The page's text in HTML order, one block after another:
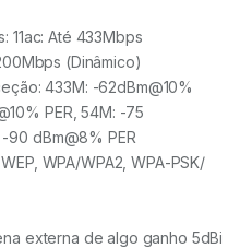
11ac: Até 433Mbps
(Dinâmico)
433M: -62dBm@10%
PER, 54M: -75
-90 dBm@8% PER
WPA/WPA2, WPA-PSK/
externa de algo ganho 5dBi